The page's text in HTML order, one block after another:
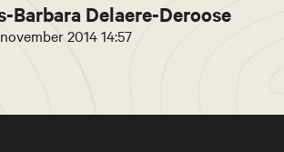
Barbara Delaere-Deroose
2014 14:57